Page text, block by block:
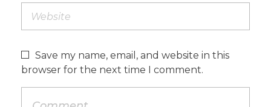
Save my name, email, and website in this
browser for the next time I comment.